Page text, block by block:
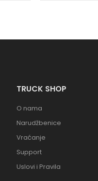
TRUCK SHOP
O nama
Narudžbenice
Vraćanje
Support
Uslovi i Pravila